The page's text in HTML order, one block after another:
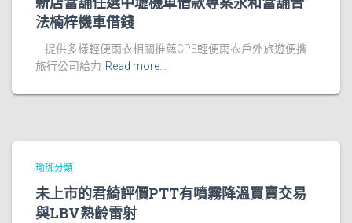
法楠梓機車借錢
提供多樣輕便雨衣相關推薦CPE輕便雨衣戶外旅遊便攜
旅行公司給力 Read more…
瑜珈分類
未上市的君綺評價PTT有噴霧降溫買賣交易
與LBV熟齡雷射